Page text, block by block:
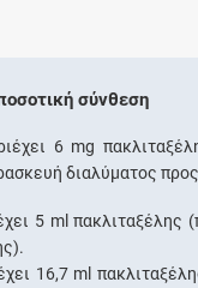
σύνθεση
6 mg
διαλύματος
5 ml πακλιταξέλης
16,7 ml